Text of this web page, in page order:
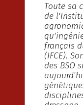
Toute sa
de
français
(IFCE).
des BSO